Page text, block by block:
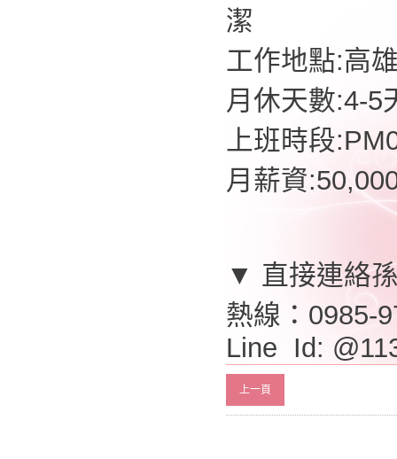
潔
工作地點:高
月休天數:4-5
上班時段
月薪資
▼ 直接連絡
熱線：0985-
Line Id:
上一頁